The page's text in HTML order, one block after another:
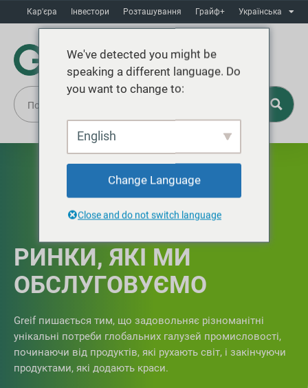
Кар'єра Інвестори Розташування Грайф+ Українська
РИНКИ, ЯКІ МИ
ОБСЛУГОВУЄМО
Greif пишається тим, що задовольняє різноманітні
унікальні потреби глобальних галузей промисловості,
починаючи від продуктів, які рухають світ, і закінчуючи
продуктами, які додають краси.
We've detected you might be
speaking a different language. Do
you want to change to:
English
Change Language
Close and do not switch language